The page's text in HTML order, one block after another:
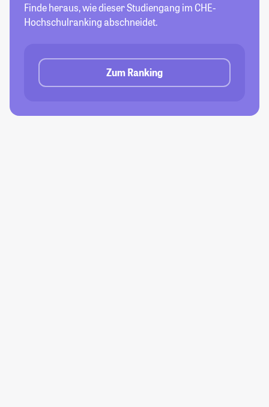
Finde heraus, wie dieser Studiengang im CHE-
Hochschulranking abschneidet.
Zum Ranking